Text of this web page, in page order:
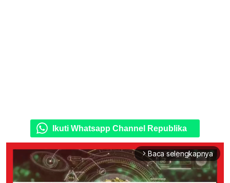
Ikuti Whatsapp Channel Republika
arrow_forward_ios Baca selengkapnya